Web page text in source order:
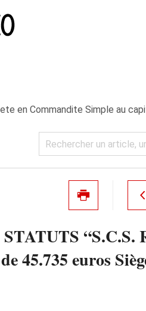
en Commandite Simple au
“S.C.S.
45.735 euros